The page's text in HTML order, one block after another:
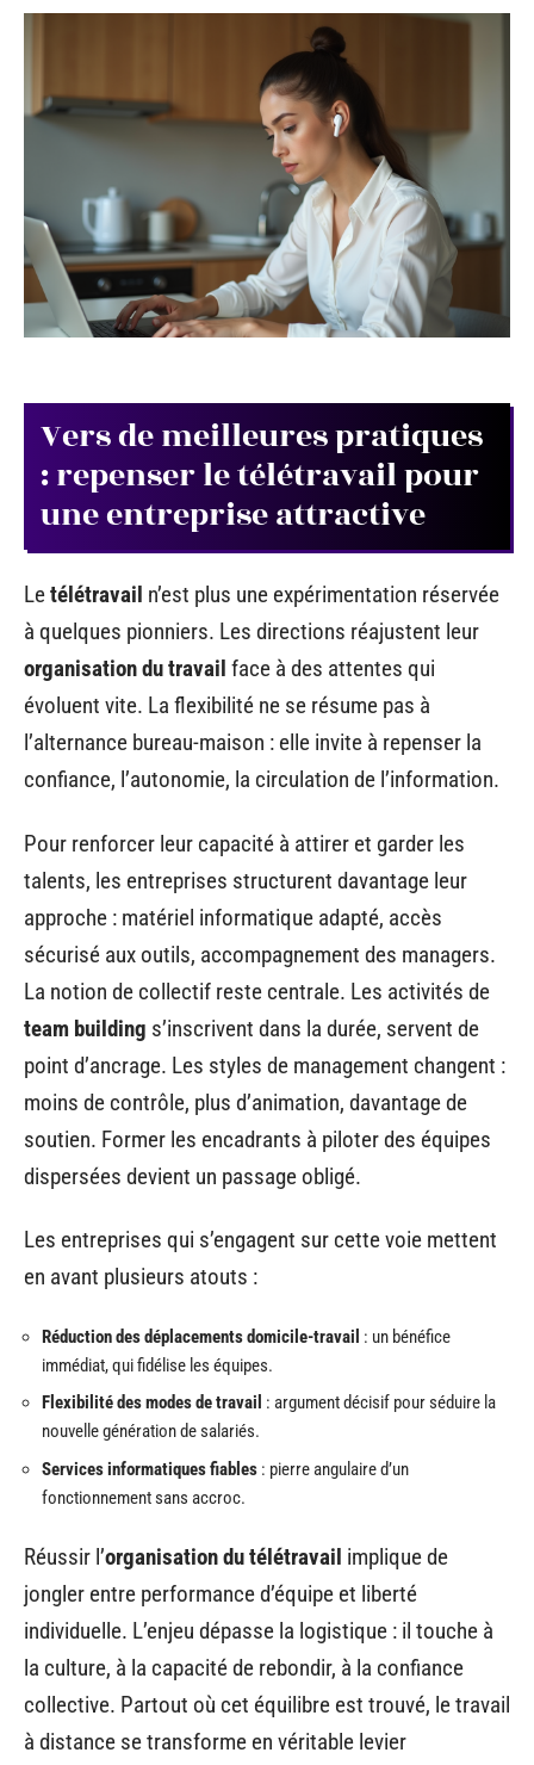
Vers de meilleures pratiques
: repenser le télétravail pour
une entreprise attractive
Letélétravail n’est plus une expérimentation réservée
à quelques pionniers. Les directions réajustent leur
organisation du travail face à des attentes qui
évoluent vite. La flexibilité ne se résume pas à
l’alternance bureau-maison : elle invite à repenser la
confiance, l’autonomie, la circulation de l’information.
Pour renforcer leur capacité à attirer et garder les
talents, les entreprises structurent davantage leur
approche : matériel informatique adapté, accès
sécurisé aux outils, accompagnement des managers.
La notion de collectif reste centrale. Les activités de
team building s’inscrivent dans la durée, servent de
point d’ancrage. Les styles de management changent :
moins de contrôle, plus d’animation, davantage de
soutien. Former les encadrants à piloter des équipes
dispersées devient un passage obligé.
Les entreprises qui s’engagent sur cette voie mettent
en avant plusieurs atouts :
Réduction des déplacements domicile-travail : un bénéfice
immédiat, qui fidélise les équipes.
Flexibilité des modes de travail : argument décisif pour séduire la
nouvelle génération de salariés.
Services informatiques fiables : pierre angulaire d’un
fonctionnement sans accroc.
Réussir l’organisation du télétravail implique de
jongler entre performance d’équipe et liberté
individuelle. L’enjeu dépasse la logistique : il touche à
la culture, à la capacité de rebondir, à la confiance
collective. Partout où cet équilibre est trouvé, le travail
à distance se transforme en véritable levier